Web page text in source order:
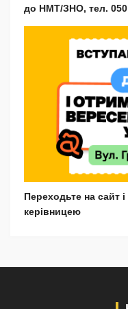
до НМТ/ЗНО, тел. 050
Переходьте на сайт
керівницею